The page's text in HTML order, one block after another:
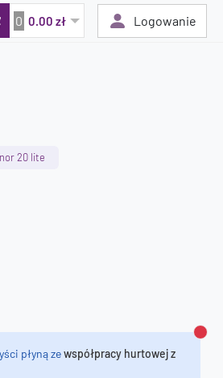
0 0.00 zł Logowanie
20 lite
płyną zewspółpracy hurtowej z